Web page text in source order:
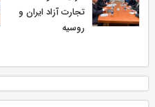
تجارت آزاد ایران و
روسیه